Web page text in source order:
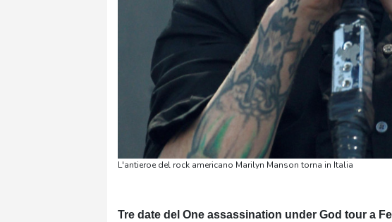
L'antieroe del rock americano Marilyn Manson torna in Italia
Tre date del One assassination under God tour a